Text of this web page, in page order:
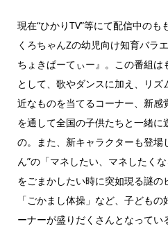
現在“ひかりTV”等にて配信中の
くろちゃんZの幼児向け知育バラ
ちょきぱーてぃー』。この番組
として、歌やダンスに加え、リ
近なものを当てるコーナー、新
を通して全国の子供たちと一緒に
の。また、新キャラクターも登場
ん”の「マネしたい、マネしたく
をごまかしたい時に突如現る謎の
「ごかまし体操」など、子ども
ーナーが盛りだくさんとなってい